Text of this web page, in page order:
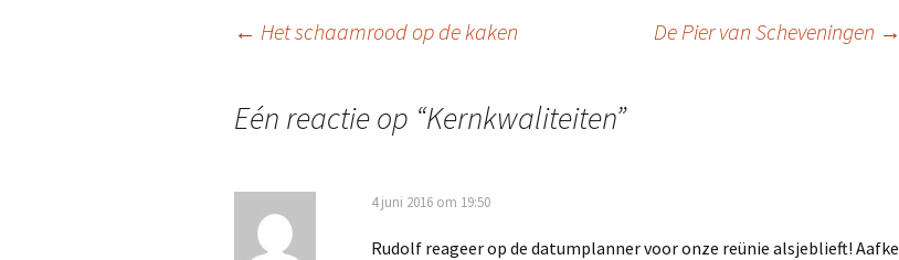
Berichtnavigatie
← Het schaamrood op de kaken De Pier van Scheveningen →
Eén reactie op “Kernkwaliteiten”
4 juni 2016 om 19:50
Rudolf reageer op de datumplanner voor onze reünie alsjeblieft! Aafke